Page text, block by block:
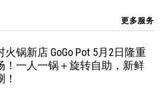
更多服务
火锅新店 GoGo Pot 5月2日隆重
！一人一锅＋旋转自助，新鲜
！